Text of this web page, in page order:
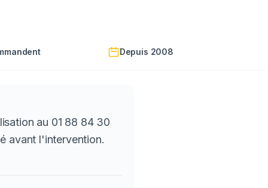
Depuis 2008
au 01 88 84 30
avant l'intervention.